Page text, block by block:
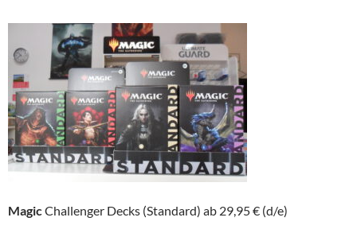
MagicChallenger Decks (Standard) ab 29,95 € (d/e)